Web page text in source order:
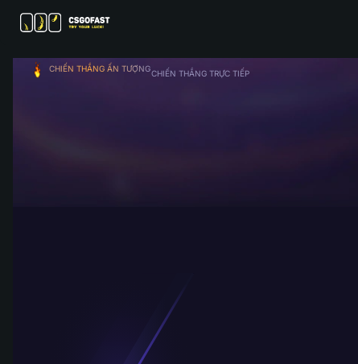
CHIẾN THẮNG ẤN TƯỢNG
CHIẾN THẮNG TRỰC TIẾP